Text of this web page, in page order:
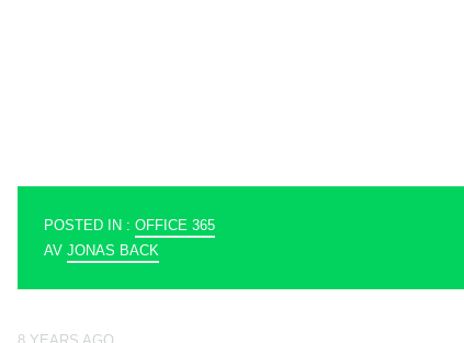
POSTED IN : OFFICE 365
AV JONAS BACK